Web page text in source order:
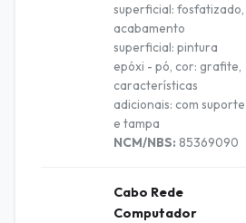
superficial: fosfatizado,
acabamento
superficial: pintura
epóxi - pó, cor: grafite,
características
adicionais: com suporte
e tampa
NCM/NBS: 85369090
Cabo Rede
Computador